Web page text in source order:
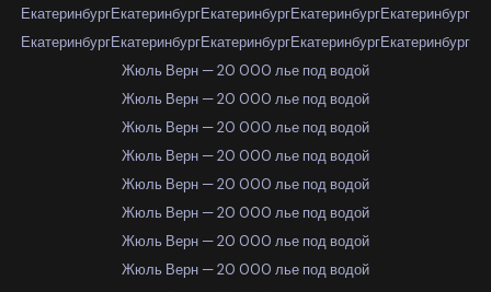
ЕкатеринбургЕкатеринбургЕкатеринбургЕкатеринбургЕкатеринбург
ЕкатеринбургЕкатеринбургЕкатеринбургЕкатеринбургЕкатеринбург
Жюль Верн — 20 000 лье под водой
Жюль Верн — 20 000 лье под водой
Жюль Верн — 20 000 лье под водой
Жюль Верн — 20 000 лье под водой
Жюль Верн — 20 000 лье под водой
Жюль Верн — 20 000 лье под водой
Жюль Верн — 20 000 лье под водой
Жюль Верн — 20 000 лье под водой